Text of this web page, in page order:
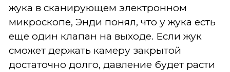
жука в сканирующем электронном
микроскопе, Энди понял, что у жука есть
еще один клапан на выходе. Если жук
сможет держать камеру закрытой
достаточно долго, давление будет расти